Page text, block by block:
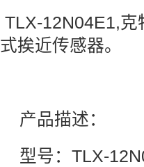
TLX-12N04E1,克
式挨近传感器。
产品描述：
型号：TLX-